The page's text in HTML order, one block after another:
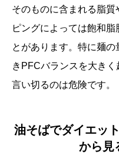
そのものに含まれる脂
ピングによっては飽和
とがあります。特に麺
きPFCバランスを大き
言い切るのは危険です。
油そばでダイエッ
から見